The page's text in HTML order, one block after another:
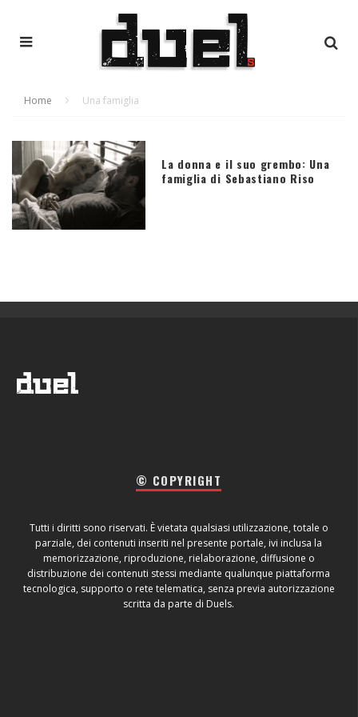
Home Una famiglia
La donna e il suo grembo: Una
famiglia di Sebastiano Riso
© COPYRIGHT
Tutti i diritti sono riservati. È vietata qualsiasi utilizzazione, totale o
parziale, dei contenuti inseriti nel presente portale, ivi inclusa la
memorizzazione, riproduzione, rielaborazione, diffusione o
distribuzione dei contenuti stessi mediante qualunque piattaforma
tecnologica, supporto o rete telematica, senza previa autorizzazione
scritta da parte di Duels.